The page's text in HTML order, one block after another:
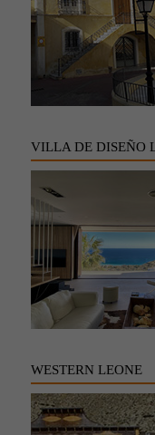
VILLA DE DISEÑO
WESTERN LEONE